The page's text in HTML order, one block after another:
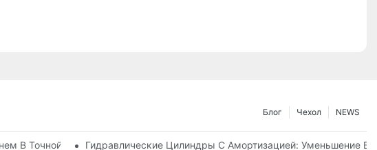
NEWS
Чехол
Блог
В Точной МашинеГидравлические Цилиндры С Амортизацией: Уменьшение